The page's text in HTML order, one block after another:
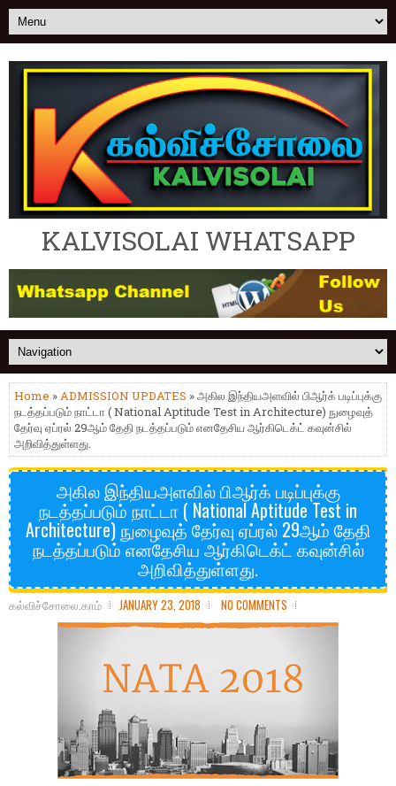
KALVISOLAI WHATSAPP
Home »ADMISSION UPDATES » அகில இந்தியஅளவில் பிஆர்க் படிப்புக்கு
நடத்தப்படும் நாட்டா ( National Aptitude Test in Architecture) நுழைவுத்
தேர்வு ஏப்ரல் 29ஆம் தேதி நடத்தப்படும் எனதேசிய ஆர்கிடெக்ட் கவுன்சில்
அறிவித்துள்ளது.
அகில இந்தியஅளவில் பிஆர்க் படிப்புக்கு
நடத்தப்படும் நாட்டா ( National Aptitude Test in
Architecture) நுழைவுத் தேர்வு ஏப்ரல் 29ஆம் தேதி
நடத்தப்படும் எனதேசிய ஆர்கிடெக்ட் கவுன்சில்
அறிவித்துள்ளது.
கல்விச்சோலை.காம் JANUARY 23, 2018 NO COMMENTS